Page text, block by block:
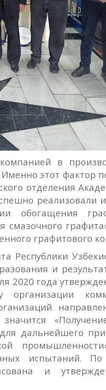
в
этот фактор
отделения
реализовали
обогащения
смазочного
графитового
Республики
и
2020 года
дальнейшего
испытаний.
и